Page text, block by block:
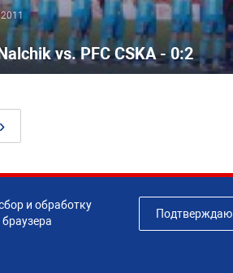
vs. PFC CSKA - 0:2
и обработку
Подтверждаю